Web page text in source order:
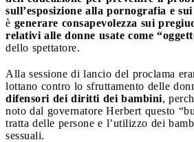
sull’esposizione alla pornografia e
è generare consapevolezza sui
relativi alle donne usate come
dello spettatore.
Alla sessione di lancio del proclama
lottano contro lo sfruttamento delle
difensori dei diritti dei bambini,
noto dal governatore Herbert questo
tratta delle persone e l’utilizzo dei
sessuali.